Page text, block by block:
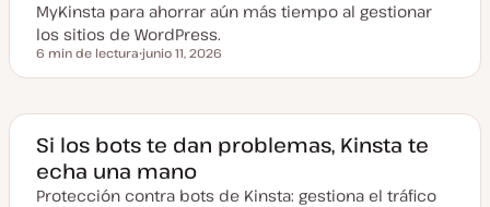
i
z
a
d
MyKinsta para ahorrar aún más tiempo al gestionar
los sitios de WordPress.
Tiempo de lectura
6 min de lectura
e
h
a
c
t
u
a
junio 11, 2026
Si los bots te dan problemas, Kinsta te
echa una mano
Protección contra bots de Kinsta: gestiona el tráfico